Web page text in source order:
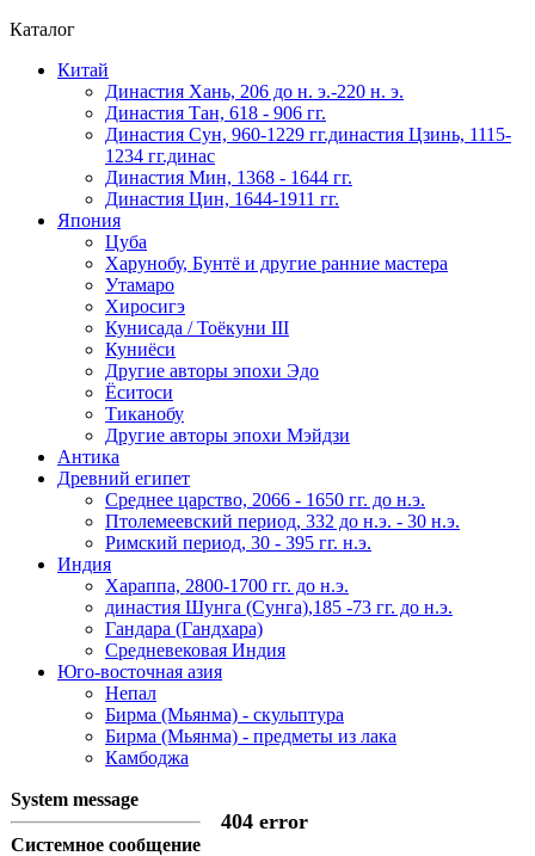
Каталог
Китай
Династия Хань, 206 до н. э.-220 н. э.
Династия Тан, 618 - 906 гг.
Династия Сун, 960-1229 гг.династия Цзинь, 1115-
1234 гг.динас
Династия Мин, 1368 - 1644 гг.
Династия Цин, 1644-1911 гг.
Япония
Цуба
Харунобу, Бунтё и другие ранние мастера
Утамаро
Хиросигэ
Кунисада / Тоёкуни III
Куниёси
Другие авторы эпохи Эдо
Ёситоси
Тиканобу
Другие авторы эпохи Мэйдзи
Антика
Древний египет
Среднее царство, 2066 - 1650 гг. до н.э.
Птолемеевский период, 332 до н.э. - 30 н.э.
Римский период, 30 - 395 гг. н.э.
Индия
Хараппа, 2800-1700 гг. до н.э.
династия Шунга (Сунга),185 -73 гг. до н.э.
Гандара (Гандхара)
Средневековая Индия
Юго-восточная азия
Непал
Бирма (Мьянма) - скульптура
Бирма (Мьянма) - предметы из лака
Камбоджа
System message
404 error
Системное сообщение